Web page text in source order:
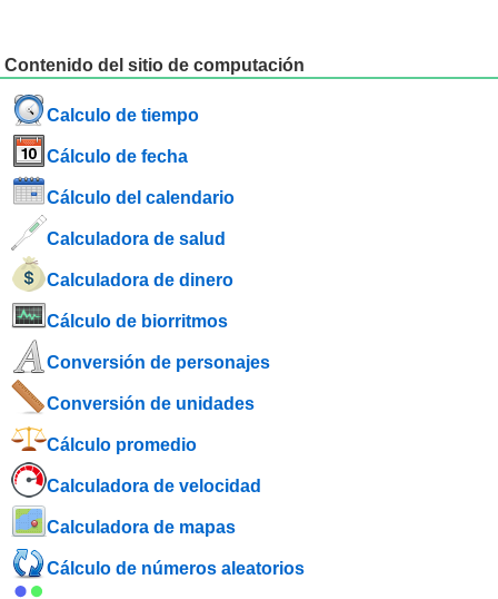
Contenido del sitio de computación
Calculo de tiempo
Cálculo de fecha
Cálculo del calendario
Calculadora de salud
Calculadora de dinero
Cálculo de biorritmos
Conversión de personajes
Conversión de unidades
Cálculo promedio
Calculadora de velocidad
Calculadora de mapas
Cálculo de números aleatorios